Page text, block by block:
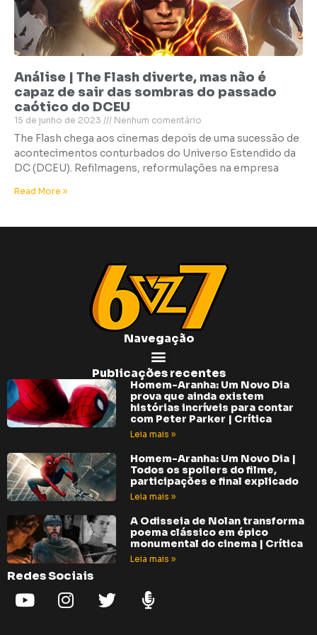
Análise | The Flash diverte, mas não é
capaz de sair das sombras do passado
caótico do DCEU
15 de junho de 2023 Nenhum comentário
The Flash chega aos cinemas depois de uma sucessão de
acontecimentos conturbados do Universo Estendido da
DC (DCEU). Refilmagens, reformulações na empresa
Read More »
Navegação
Publicações recentes
Homem-Aranha: Um Novo Dia
prova que ainda existem
histórias incríveis para contar
com Peter Parker | Crítica
Leia mais »
Homem-Aranha: Um Novo Dia |
Todos os spoilers do filme,
participações e final explicado
Leia mais »
A Odisseia de Nolan transforma
poema clássico em épico
monumental do cinema | Crítica
Leia mais »
Redes Sociais